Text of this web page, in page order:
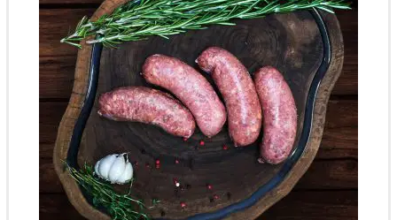
сторінці
товару